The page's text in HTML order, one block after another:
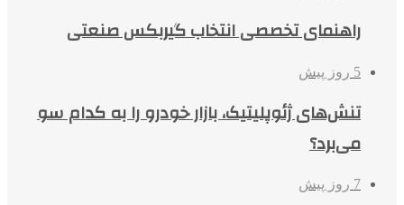
راهنمای تخصصی انتخاب گیربکس صنعتی
5 روز پیش
تنش‌های ژئوپلیتیک، بازار خودرو را به کدام سو
می‌برد؟
7 روز پیش